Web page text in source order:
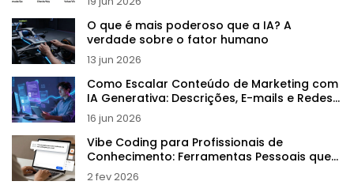
O que é mais poderoso que a IA? A
verdade sobre o fator humano
13 jun 2026
Como Escalar Conteúdo de Marketing com
IA Generativa: Descrições, E-mails e Redes
Sociais
16 jun 2026
Vibe Coding para Profissionais de
Conhecimento: Ferramentas Pessoais que
Economizam Horas por Semana
2 fev 2026